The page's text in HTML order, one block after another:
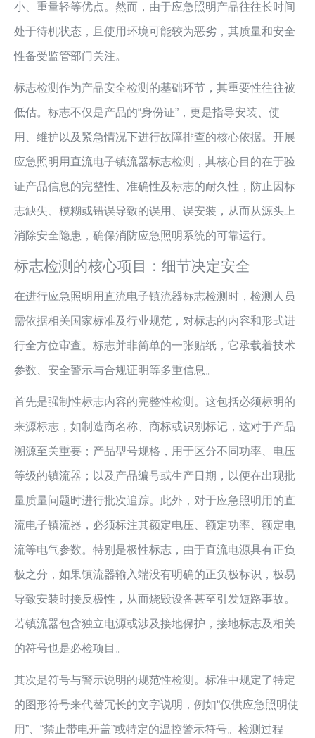
小、重量轻等优点。然而，由于应急照明产品往往长时间
处于待机状态，且使用环境可能较为恶劣，其质量和安全
性备受监管部门关注。
标志检测作为产品安全检测的基础环节，其重要性往往被
低估。标志不仅是产品的“身份证”，更是指导安装、使
用、维护以及紧急情况下进行故障排查的核心依据。开展
应急照明用直流电子镇流器标志检测，其核心目的在于验
证产品信息的完整性、准确性及标志的耐久性，防止因标
志缺失、模糊或错误导致的误用、误安装，从而从源头上
消除安全隐患，确保消防应急照明系统的可靠运行。
标志检测的核心项目：细节决定安全
在进行应急照明用直流电子镇流器标志检测时，检测人员
需依据相关国家标准及行业规范，对标志的内容和形式进
行全方位审查。标志并非简单的一张贴纸，它承载着技术
参数、安全警示与合规证明等多重信息。
首先是强制性标志内容的完整性检测。这包括必须标明的
来源标志，如制造商名称、商标或识别标记，这对于产品
溯源至关重要；产品型号规格，用于区分不同功率、电压
等级的镇流器；以及产品编号或生产日期，以便在出现批
量质量问题时进行批次追踪。此外，对于应急照明用的直
流电子镇流器，必须标注其额定电压、额定功率、额定电
流等电气参数。特别是极性标志，由于直流电源具有正负
极之分，如果镇流器输入端没有明确的正负极标识，极易
导致安装时接反极性，从而烧毁设备甚至引发短路事故。
若镇流器包含独立电源或涉及接地保护，接地标志及相关
的符号也是必检项目。
其次是符号与警示说明的规范性检测。标准中规定了特定
的图形符号来代替冗长的文字说明，例如“仅供应急照明使
用”、“禁止带电开盖”或特定的温控警示符号。检测过程